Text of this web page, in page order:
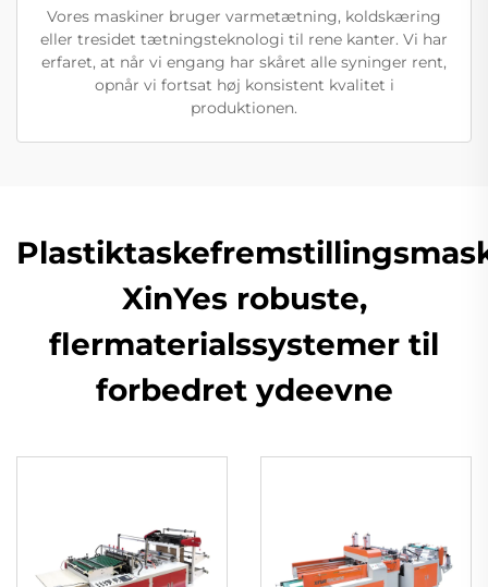
Vores maskiner bruger varmetætning, koldskæring
eller tresidet tætningsteknologi til rene kanter. Vi har
erfaret, at når vi engang har skåret alle syninger rent,
opnår vi fortsat høj konsistent kvalitet i
produktionen.
XinYes robuste,
flermaterialssystemer til
forbedret ydeevne